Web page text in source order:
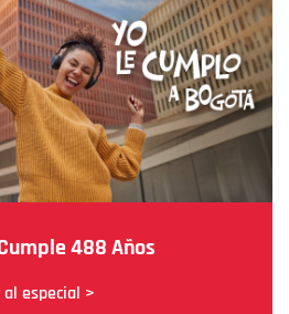
488 Años
al especial >